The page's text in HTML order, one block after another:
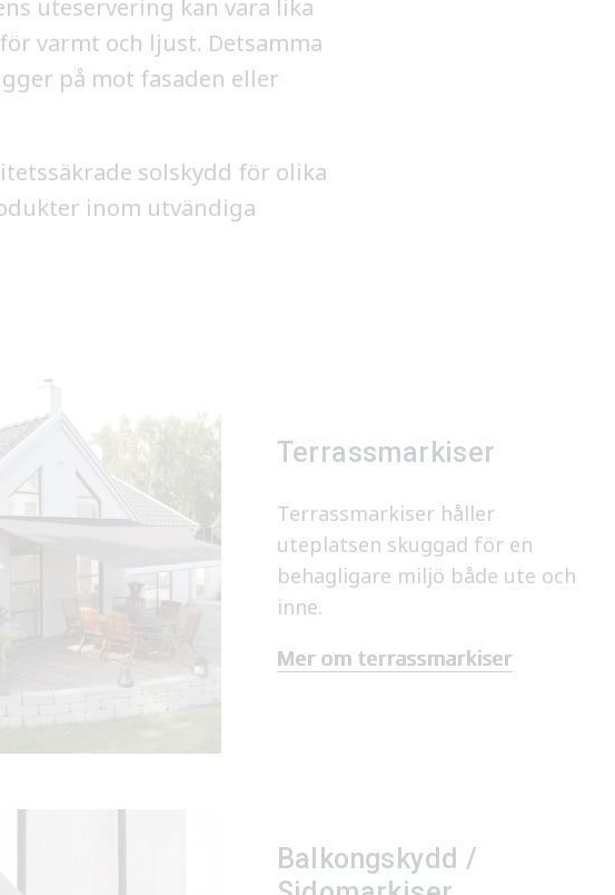
uteservering kan vara lika
varmt och ljust. Detsamma
på mot fasaden eller
solskydd för olika
inom utvändiga
Terrassmarkiser
Terrassmarkiser håller
uteplatsen skuggad för en
behagligare miljö både ute och
inne.
Mer om terrassmarkiser
Balkongskydd /